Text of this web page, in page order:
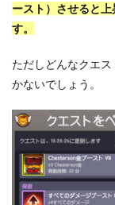
ースト）させると
す。
ただしどんなクエ
かないでしょう。